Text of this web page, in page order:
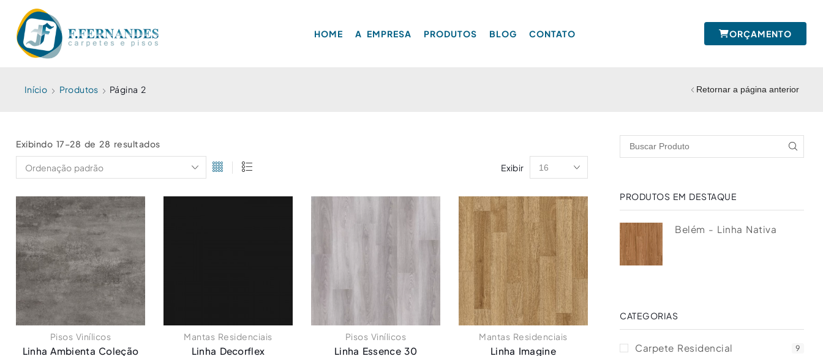
HOME A EMPRESA PRODUTOS BLOG CONTATO ORÇAMENTO
Início Produtos Página 2 Retornar a página anterior
Exibindo 17–28 de 28 resultados
Exibir
Pisos Vinílicos
Linha Ambienta Coleção
Mantas Residenciais
Linha Decorflex
Pisos Vinílicos
Linha Essence 30
Mantas Residenciais
Linha Imagine
PRODUTOS EM DESTAQUE
Belém - Linha Nativa
CATEGORIAS
Carpete Residencial 9